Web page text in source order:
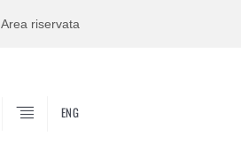
Area riservata
ENG